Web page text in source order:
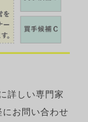
詳しい専門家
お問い合わせ